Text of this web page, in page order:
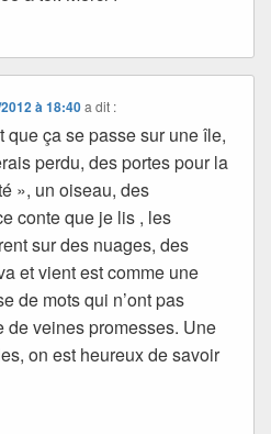
à 18:40 a dit :
que ça se passe sur une île,
perdu, des portes pour la
», un oiseau, des
conte que je lis , les
sur des nuages, des
et vient est comme une
de mots qui n’ont pas
de veines promesses. Une
on est heureux de savoir